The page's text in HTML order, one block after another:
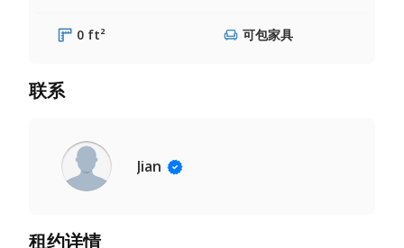
0 ft² 可包家具
联系
Jian
租约详情